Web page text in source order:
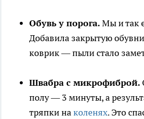
Обувь у порога.Мы и так
Добавила закрытую
коврик — пыли стало
Швабра с микрофиброй.
полу — 3 минуты, а
тряпки наколенях. Это